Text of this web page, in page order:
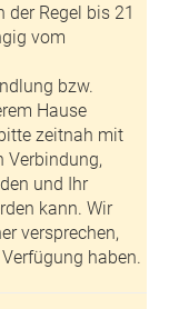
Regel bis 21
vom
bzw.
Hause
zeitnah mit
Verbindung,
und Ihr
kann. Wir
versprechen,
haben.